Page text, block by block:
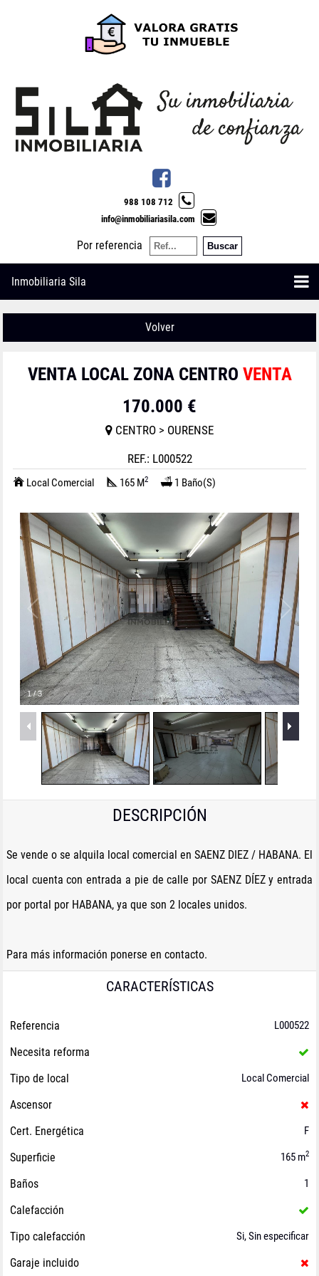
988 108 712
info@inmobiliariasila.com
Inmobiliaria Sila
Por referencia
Volver
VENTA LOCAL ZONA CENTRO VENTA
170.000 €
CENTRO > OURENSE
REF.: L000522
Local Comercial 165 M2 1 Baño(s)
1/3
DESCRIPCIÓN
Se vende o se alquila local comercial en SAENZ DIEZ / HABANA. El
local cuenta con entrada a pie de calle por SAENZ DÍEZ y entrada
por portal por HABANA, ya que son 2 locales unidos.
Para más información ponerse en contacto.
CARACTERÍSTICAS
Referencia L000522
Necesita reforma
Tipo de local
Local Comercial
Ascensor
Cert. Energética
F
Superficie 165 m2
Baños 1
Calefacción
Tipo calefacción
Si, Sin especificar
Garaje incluido